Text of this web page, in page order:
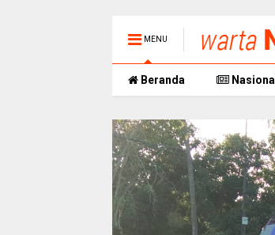
MENU
Beranda Nasional